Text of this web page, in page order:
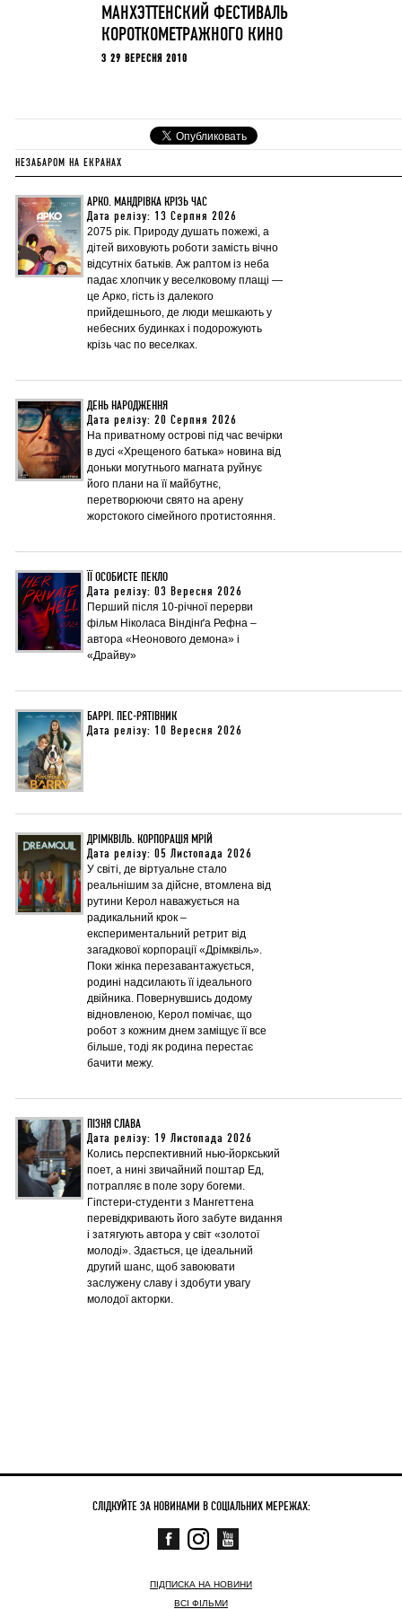
МАНХЭТТЕНСКИЙ ФЕСТИВАЛЬ
КОРОТКОМЕТРАЖНОГО КИНО
З 29 ВЕРЕСНЯ 2010
НЕЗАБАРОМ НА ЕКРАНАХ
АРКО. МАНДРІВКА КРІЗЬ ЧАС
Дата релізу: 13 Серпня 2026
2075 рік. Природу душать пожежі, а
дітей виховують роботи замість вічно
відсутніх батьків. Аж раптом із неба
падає хлопчик у веселковому плащі —
це Арко, гість із далекого
прийдешнього, де люди мешкають у
небесних будинках і подорожують
крізь час по веселках.
ДЕНЬ НАРОДЖЕННЯ
Дата релізу: 20 Серпня 2026
На приватному острові під час вечірки
в дусі «Хрещеного батька» новина від
доньки могутнього магната руйнує
його плани на її майбутнє,
перетворюючи свято на арену
жорстокого сімейного протистояння.
ЇЇ ОСОБИСТЕ ПЕКЛО
Дата релізу: 03 Вересня 2026
Перший після 10-річної перерви
фільм Ніколаса Віндінґа Рефна –
автора «Неонового демона» і
«Драйву»
БАРРІ. ПЕС-РЯТІВНИК
Дата релізу: 10 Вересня 2026
ДРІМКВІЛЬ. КОРПОРАЦІЯ МРІЙ
Дата релізу: 05 Листопада 2026
У світі, де віртуальне стало
реальнішим за дійсне, втомлена від
рутини Керол наважується на
радикальний крок –
експериментальний ретрит від
загадкової корпорації «Дрімквіль».
Поки жінка перезавантажується,
родині надсилають її ідеального
двійника. Повернувшись додому
відновленою, Керол помічає, що
робот з кожним днем заміщує її все
більше, тоді як родина перестає
бачити межу.
ПІЗНЯ СЛАВА
Дата релізу: 19 Листопада 2026
Колись перспективний нью-йоркський
поет, а нині звичайний поштар Ед,
потрапляє в поле зору богеми.
Гіпстери-студенти з Мангеттена
перевідкривають його забуте видання
і затягують автора у світ «золотої
молоді». Здається, це ідеальний
другий шанс, щоб завоювати
заслужену славу і здобути увагу
молодої акторки.
СЛІДКУЙТЕ ЗА НОВИНАМИ В СОЦІАЛЬНИХ МЕРЕЖАХ:
ПІДПИСКА НА НОВИНИ
ВСІ ФІЛЬМИ